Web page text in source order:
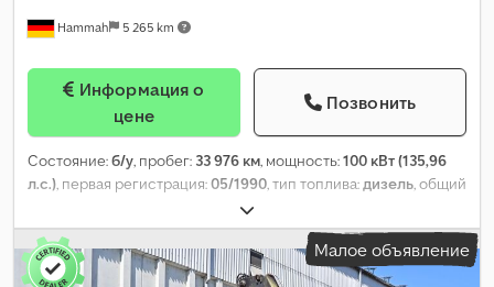
Hammah 5 265 km
цене
Позвонить
Состояние:б/у, пробег: 33 976 км, мощность:100 кВт (135,96
л.с.), первая регистрация:05/1990, тип топлива:дизель, общий
, конфигурация осей:
(TÜV):05/2020, цвет:красный, тип передачи:механический,
Год выпуска:1990, Оборудование:компрессор, кондиционер,
полный привод,
Малое объявление